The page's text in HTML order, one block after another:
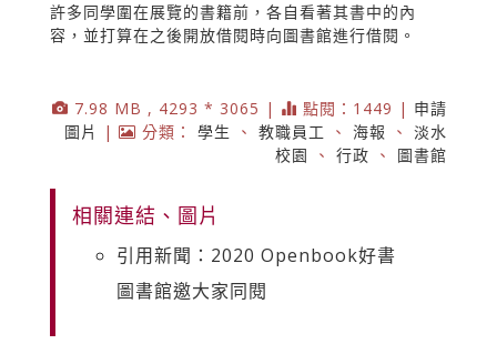
許多同學圍在展覽的書籍前，各自看著其書中的內
容，並打算在之後開放借閱時向圖書館進行借閱。
7.98 MB , 4293 * 3065 | 點閱：1449 | 申請
圖片
| 分類： 學生 、 教職員工 、 海報 、 淡水
校園
、 行政 、 圖書館
相關連結、圖片
引用新聞：2020 Openbook好書
圖書館邀大家同閱